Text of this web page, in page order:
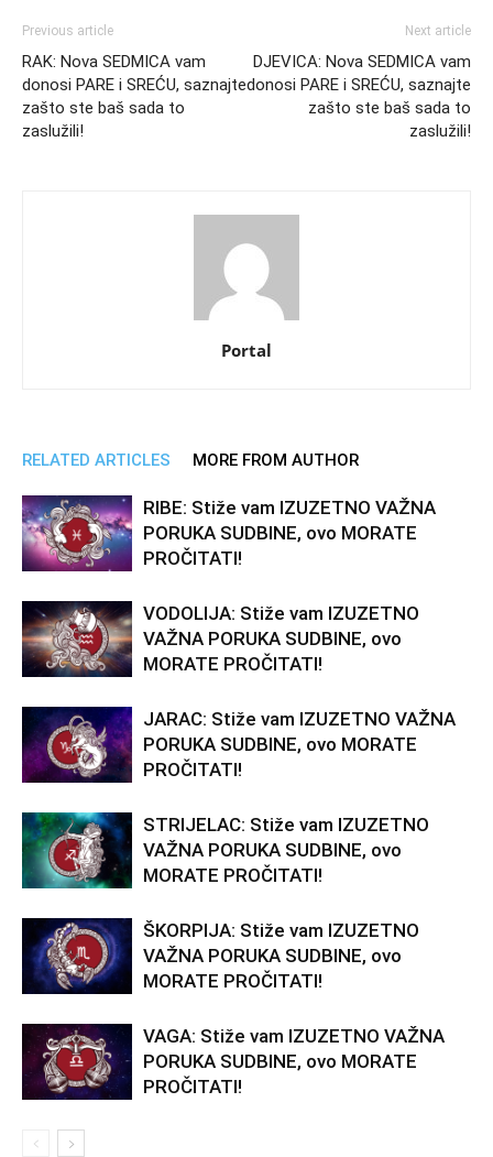
Previous article
RAK: Nova SEDMICA vam
donosi PARE i SREĆU, saznajte
zašto ste baš sada to
zaslužili!
Next article
DJEVICA: Nova SEDMICA vam
donosi PARE i SREĆU, saznajte
zašto ste baš sada to
zaslužili!
Portal
RELATED ARTICLES MORE FROM AUTHOR
RIBE: Stiže vam IZUZETNO VAŽNA
PORUKA SUDBINE, ovo MORATE
PROČITATI!
VODOLIJA: Stiže vam IZUZETNO
VAŽNA PORUKA SUDBINE, ovo
MORATE PROČITATI!
JARAC: Stiže vam IZUZETNO VAŽNA
PORUKA SUDBINE, ovo MORATE
PROČITATI!
STRIJELAC: Stiže vam IZUZETNO
VAŽNA PORUKA SUDBINE, ovo
MORATE PROČITATI!
ŠKORPIJA: Stiže vam IZUZETNO
VAŽNA PORUKA SUDBINE, ovo
MORATE PROČITATI!
VAGA: Stiže vam IZUZETNO VAŽNA
PORUKA SUDBINE, ovo MORATE
PROČITATI!